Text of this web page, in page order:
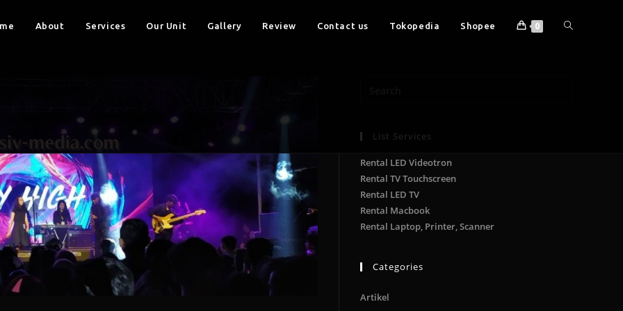
About Services Our Unit Gallery Review Contact us Tokopedia Shopee 0
List Services
Rental LED Videotron
Rental TV Touchscreen
Rental LED TV
Rental Macbook
Rental Laptop, Printer, Scanner
Categories
Artikel